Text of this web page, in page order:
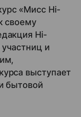
«Мисс Hi-
своему
Hi-
и
выступает
бытовой